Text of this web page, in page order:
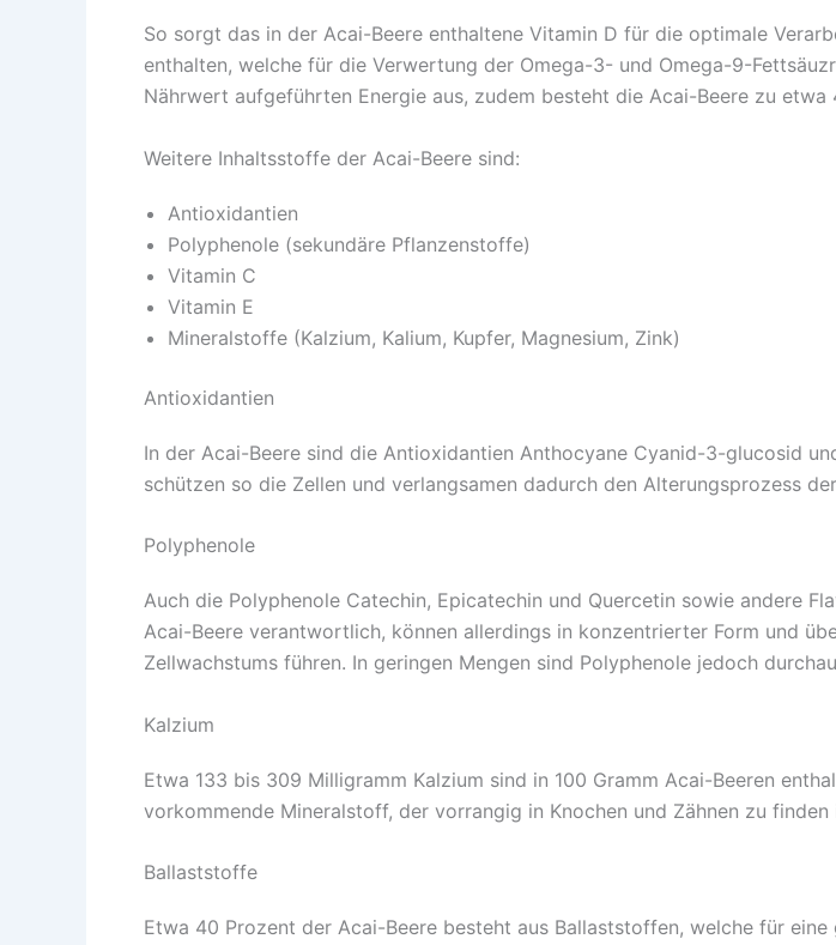
So sorgt das in der Acai-Beere enthaltene Vitamin D für die optimale
enthalten, welche für die Verwertung der Omega-3- und Omega-9-
Nährwert aufgeführten Energie aus, zudem besteht die Acai-Beere zu
Weitere Inhaltsstoffe der Acai-Beere sind:
Antioxidantien
Polyphenole (sekundäre Pflanzenstoffe)
Vitamin C
Vitamin E
Mineralstoffe (Kalzium, Kalium, Kupfer, Magnesium, Zink)
Antioxidantien
In der Acai-Beere sind die Antioxidantien Anthocyane Cyanid-3-glucosid
schützen so die Zellen und verlangsamen dadurch den Alterungsprozess
Polyphenole
Auch die Polyphenole Catechin, Epicatechin und Quercetin sowie andere
Acai-Beere verantwortlich, können allerdings in konzentrierter Form und
Zellwachstums führen. In geringen Mengen sind Polyphenole jedoch
Kalzium
Etwa 133 bis 309 Milligramm Kalzium sind in 100 Gramm Acai-Beeren
vorkommende Mineralstoff, der vorrangig in Knochen und Zähnen zu
Ballaststoffe
Etwa 40 Prozent der Acai-Beere besteht aus Ballaststoffen, welche für